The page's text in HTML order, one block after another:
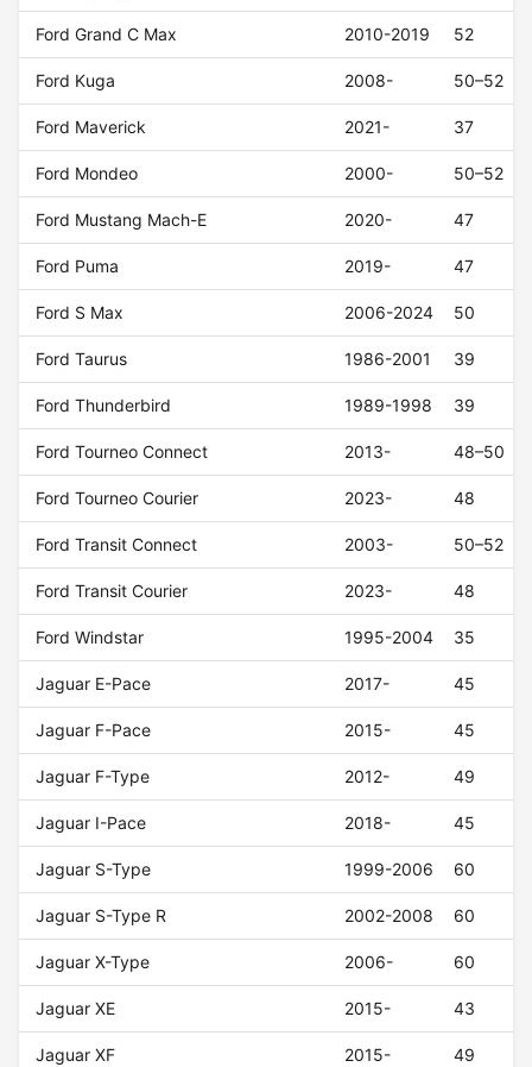
Ford Grand C Max 2010-2019 52
Ford Kuga 2008- 50–52
Ford Maverick 2021- 37
Ford Mondeo 2000- 50–52
Ford Mustang Mach-E 2020- 47
Ford Puma 2019- 47
Ford S Max 2006-2024 50
Ford Taurus 1986-2001 39
Ford Thunderbird 1989-1998 39
Ford Tourneo Connect 2013- 48–50
Ford Tourneo Courier 2023- 48
Ford Transit Connect 2003- 50–52
Ford Transit Courier 2023- 48
Ford Windstar 1995-2004 35
Jaguar E-Pace 2017- 45
Jaguar F-Pace 2015- 45
Jaguar F-Type 2012- 49
Jaguar I-Pace 2018- 45
Jaguar S-Type 1999-2006 60
Jaguar S-Type R 2002-2008 60
Jaguar X-Type 2006- 60
Jaguar XE 2015- 43
Jaguar XF 2015- 49